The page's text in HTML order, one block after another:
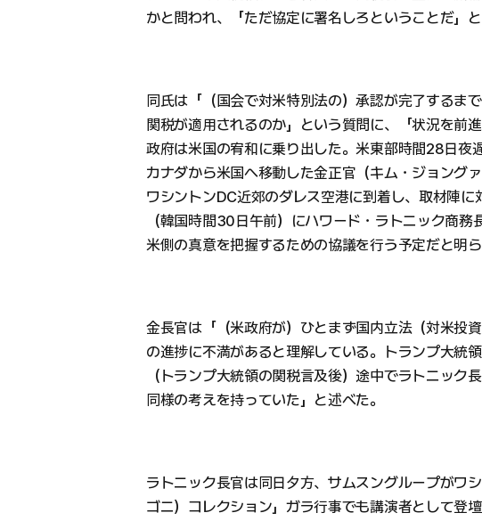
かと問われ、「ただ協定に署名しろということだ」と
同氏は「（国会で対米特別法の）承認が完了するま
関税が適用されるのか」という質問に、「状況を前
政府は米国の宥和に乗り出した。米東部時間28日夜遅
カナダから米国へ移動した金正官（キム・ジョング
ワシントンDC近郊のダレス空港に到着し、取材陣に
（韓国時間30日午前）にハワード・ラトニック商務
米側の真意を把握するための協議を行う予定だと明ら
金長官は「（米政府が）ひとまず国内立法（対米投資
の進捗に不満があると理解している。トランプ大統領
（トランプ大統領の関税言及後）途中でラトニック
同様の考えを持っていた」と述べた。
ラトニック長官は同日夕方、サムスングループがワ
ゴニ）コレクション」ガラ行事でも講演者として登壇